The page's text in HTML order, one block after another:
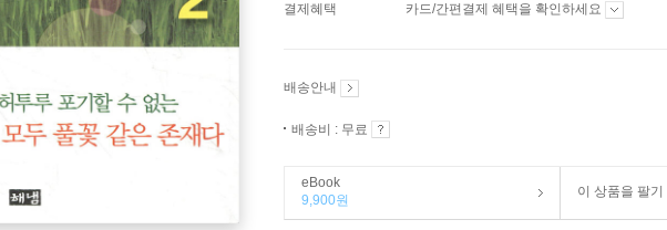
결제혜택 카드/간편결제 혜택을 확인하세요
배송안내
배송비 : 무료
eBook
9,900원
이 상품을 팔기